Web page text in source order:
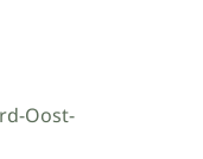
Oost-